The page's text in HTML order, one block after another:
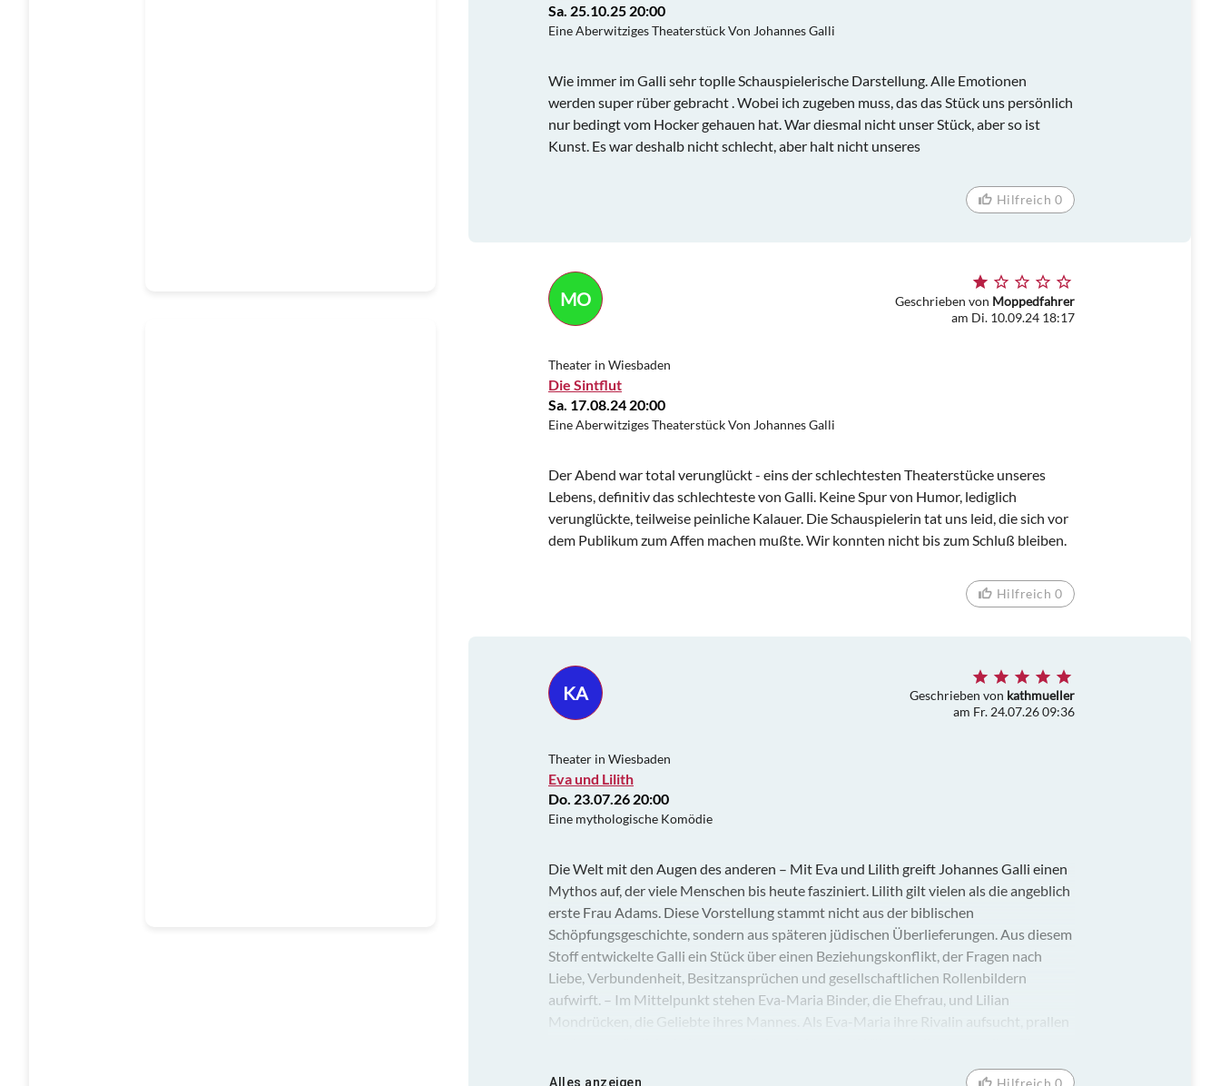
Sa. 25.10.25 20:00
Eine Aberwitziges Theaterstück Von Johannes Galli
Wie immer im Galli sehr toplle Schauspielerische Darstellung. Alle Emotionen
werden super rüber gebracht . Wobei ich zugeben muss, das das Stück uns persönlich
nur bedingt vom Hocker gehauen hat. War diesmal nicht unser Stück, aber so ist
Kunst. Es war deshalb nicht schlecht, aber halt nicht unseres
Hilfreich 0
MO Geschrieben von Moppedfahrer
am Di. 10.09.24 18:17
Theater in Wiesbaden
Die Sintflut
Sa. 17.08.24 20:00
Eine Aberwitziges Theaterstück Von Johannes Galli
Der Abend war total verunglückt - eins der schlechtesten Theaterstücke unseres
Lebens, definitiv das schlechteste von Galli. Keine Spur von Humor, lediglich
verunglückte, teilweise peinliche Kalauer. Die Schauspielerin tat uns leid, die sich vor
dem Publikum zum Affen machen mußte. Wir konnten nicht bis zum Schluß bleiben.
Hilfreich 0
KA Geschrieben von kathmueller
am Fr. 24.07.26 09:36
Theater in Wiesbaden
Eva und Lilith
Do. 23.07.26 20:00
Eine mythologische Komödie
Die Welt mit den Augen des anderen – Mit Eva und Lilith greift Johannes Galli einen
Mythos auf, der viele Menschen bis heute fasziniert. Lilith gilt vielen als die angeblich
erste Frau Adams. Diese Vorstellung stammt nicht aus der biblischen
Schöpfungsgeschichte, sondern aus späteren jüdischen Überlieferungen. Aus diesem
Stoff entwickelte Galli ein Stück über einen Beziehungskonflikt, der Fragen nach
Liebe, Verbundenheit, Besitzansprüchen und gesellschaftlichen Rollenbildern
aufwirft. – Im Mittelpunkt stehen Eva-Maria Binder, die Ehefrau, und Lilian
Mondrücken, die Geliebte ihres Mannes. Als Eva-Maria ihre Rivalin aufsucht, prallen
kämpft, hält die andere dagegen, dass niemand eine funktionierende Beziehung von
Alles anzeigen Hilfreich 0